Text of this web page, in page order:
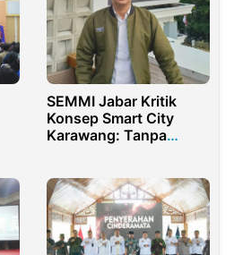
SEMMI Jabar Kritik
Konsep Smart City
Karawang: Tanpa